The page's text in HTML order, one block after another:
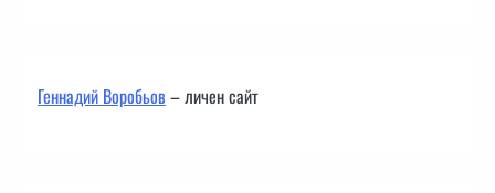
Геннадий Воробьов– личен сайт